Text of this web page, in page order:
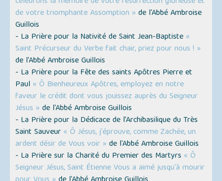
de votre triomphante Assomption » de l'Abbé Ambroise
Guillois
- La Prière pour la Nativité de Saint Jean-Baptiste «
Saint Précurseur du Verbe fait chair, priez pour nous ! »
de l'Abbé Ambroise Guillois
- La Prière pour la Fête des saints Apôtres Pierre et
Paul « Ô Bienheureux Apôtres, employez en notre
faveur le crédit dont vous jouissez auprès du Seigneur
Jésus » de l'Abbé Ambroise Guillois
- La Prière pour la Dédicace de l’Archibasilique du Très
Saint Sauveur « Ô Jésus, j'éprouve, comme Zachée, un
ardent désir de Vous voir » de l'Abbé Ambroise Guillois
- La Prière sur la Charité du Premier des Martyrs « Ô
Seigneur Jésus, Saint Étienne Vous a aimé jusqu'à mourir